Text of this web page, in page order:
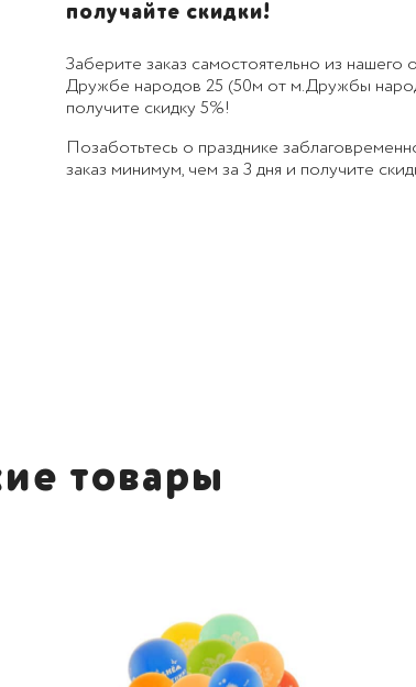
получайте скидки!
Заберите заказ самостоятельно из нашего
Дружбе народов 25 (50м от м.Дружбы
получите скидку 5%!
Позаботьтесь о празднике
заказ минимум, чем за 3 дня и получите
товары